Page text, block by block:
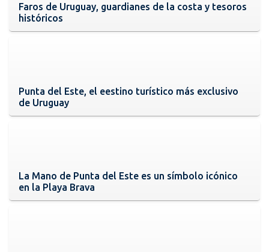
Faros de Uruguay, guardianes de la costa y tesoros
históricos
Punta del Este, el eestino turístico más exclusivo
de Uruguay
La Mano de Punta del Este es un símbolo icónico
en la Playa Brava